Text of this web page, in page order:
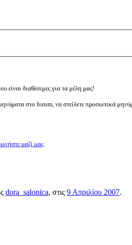
είναι διαθέσιμες για τα μέλη μας!
στο forum, να στείλετε προσωπικά
μαζί μας.
dora_salonica, στις 9 Απριλίου 2007.